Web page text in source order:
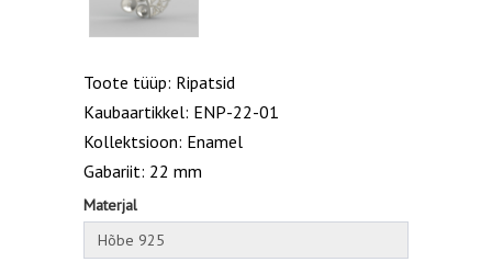
Toote tüüp: Ripatsid
Kaubaartikkel: ENP-22-01
Kollektsioon: Enamel
Gabariit: 22 mm
Materjal